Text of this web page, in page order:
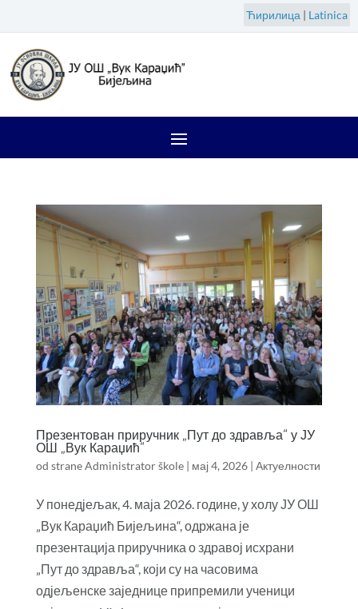
Ћирилица | Latinica
Презентован приручник „Пут до здравља“ у ЈУ
ОШ „Вук Караџић“
od straneAdministrator škole| мај 4, 2026| Актуелности
У понедјељак, 4. маја 2026. године, у холу ЈУ ОШ
„Вук Караџић Бијељина“, одржана је
презентација приручника о здравој исхрани
„Пут до здравља“, који су на часовима
одјељенске заједнице припремили ученици